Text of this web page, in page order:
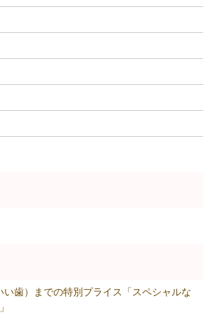
い歯）までの特別プライス「スペシャルな